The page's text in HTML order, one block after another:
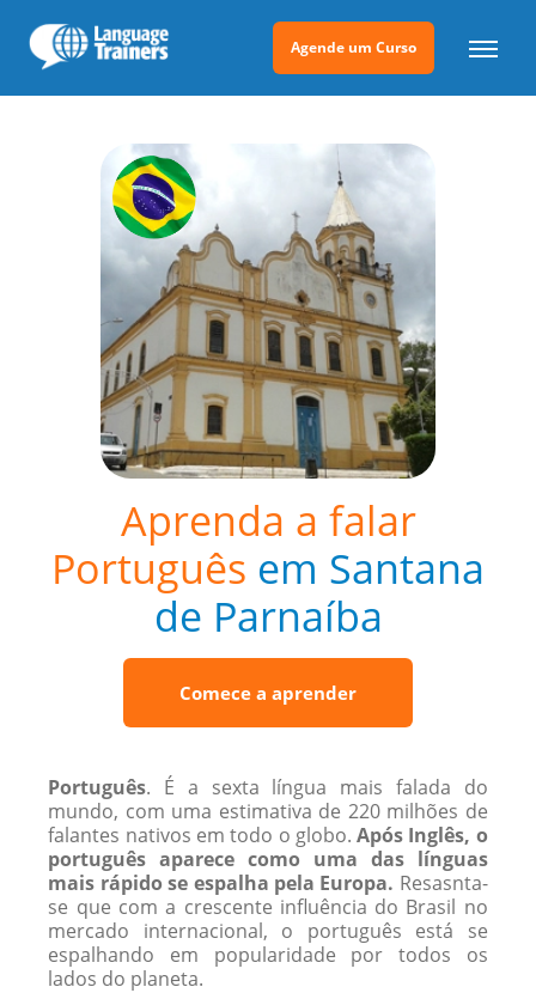
Agende um Curso
Aprenda a falar
Português em Santana
de Parnaíba
Comece a aprender
Português. É a sexta língua mais falada do
mundo, com uma estimativa de 220 ​​milhões de
falantes nativos em todo o globo.Após Inglês, o
português aparece como uma das línguas
mais rápido se espalha pela Europa. Resasnta-
se que com a crescente influência do Brasil no
mercado internacional, o português está se
espalhando em popularidade por todos os
lados do planeta.